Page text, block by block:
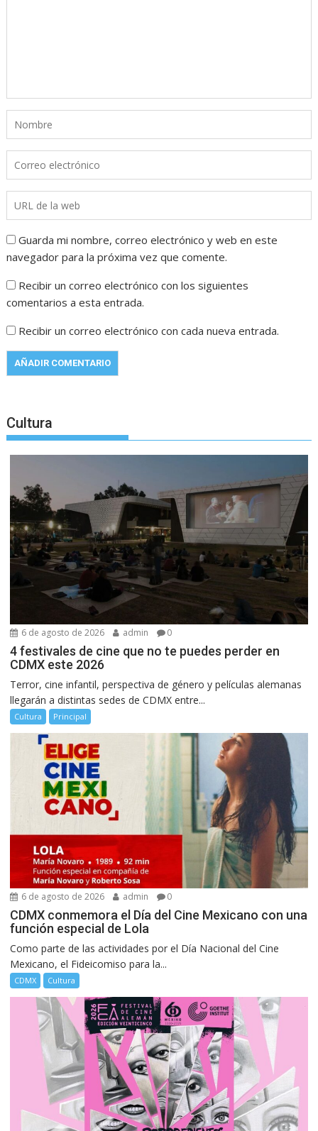
Guarda mi nombre, correo electrónico y web en este
navegador para la próxima vez que comente.
Recibir un correo electrónico con los siguientes
comentarios a esta entrada.
Recibir un correo electrónico con cada nueva entrada.
Cultura
6 de agosto de 2026 admin 0
4 festivales de cine que no te puedes perder en
CDMX este 2026
Terror, cine infantil, perspectiva de género y películas alemanas
llegarán a distintas sedes de CDMX entre...
Cultura Principal
6 de agosto de 2026 admin 0
CDMX conmemora el Día del Cine Mexicano con una
función especial de Lola
Como parte de las actividades por el Día Nacional del Cine
Mexicano, el Fideicomiso para la...
CDMX Cultura